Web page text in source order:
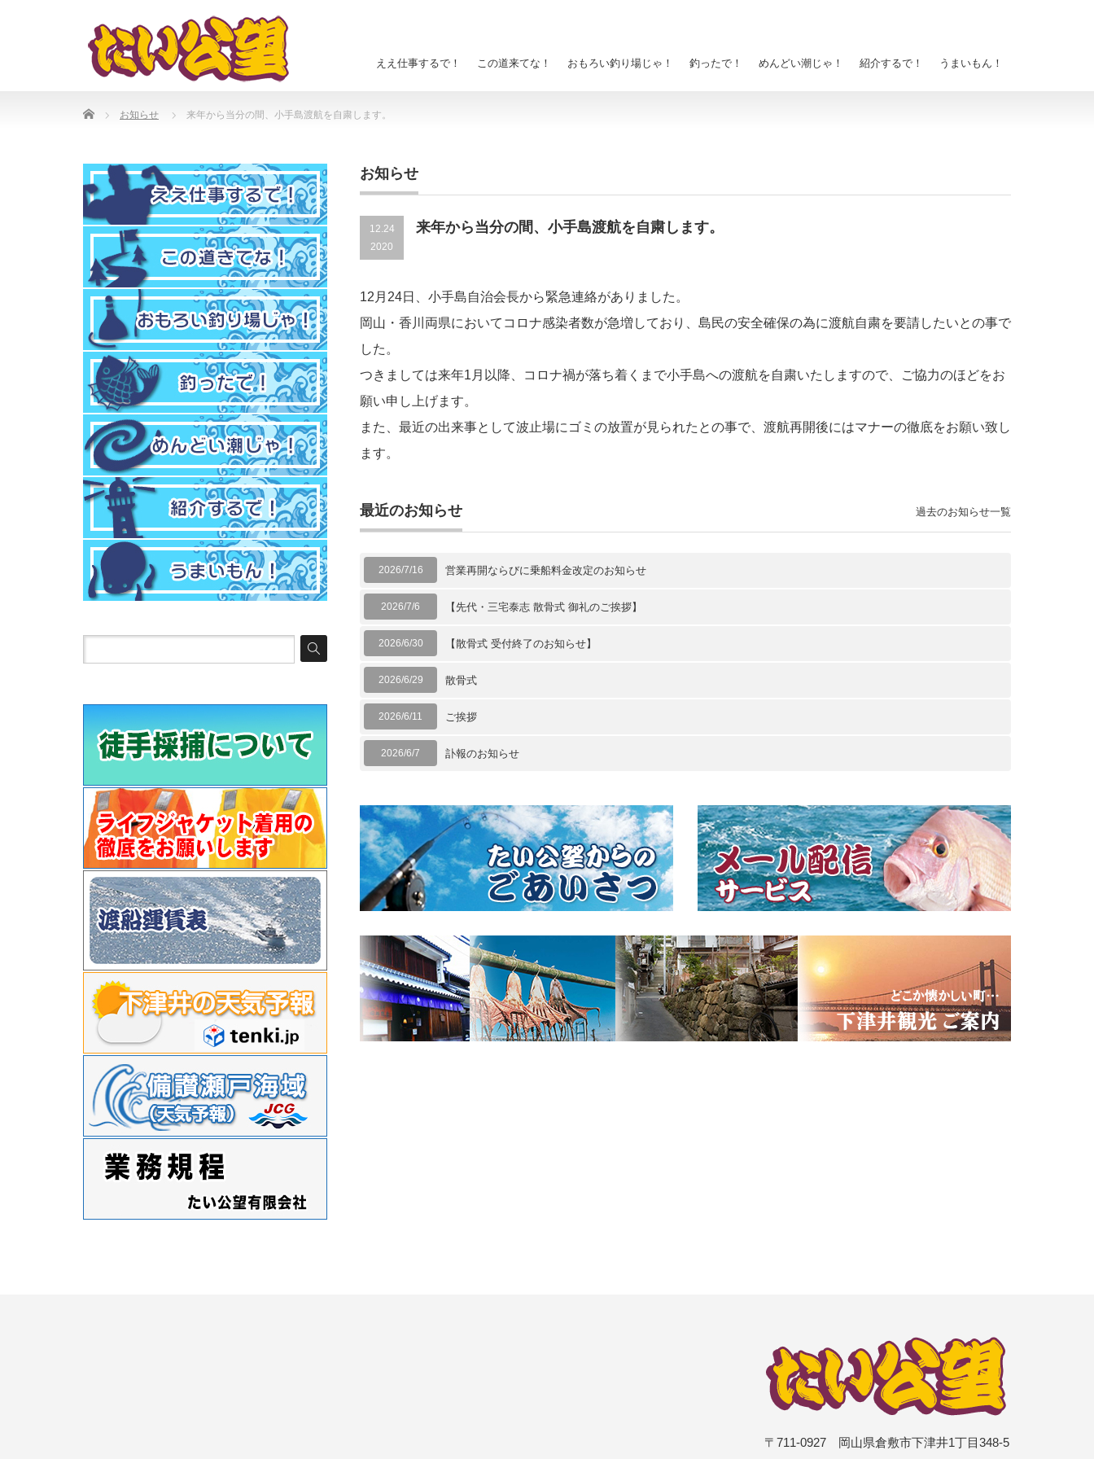
ええ仕事するで！ この道来てな！ おもろい釣り場じゃ！ 釣ったで！ めんどい潮じゃ！ 紹介するで！ うまいもん！
Home お知らせ 来年から当分の間、小手島渡航を自粛します。
お知らせ
12.24
2020
来年から当分の間、小手島渡航を自粛します。
12月24日、小手島自治会長から緊急連絡がありました。
岡山・香川両県においてコロナ感染者数が急増しており、島民の安全確保の為に渡航自粛を要請したいとの事で
した。
つきましては来年1月以降、コロナ禍が落ち着くまで小手島への渡航を自粛いたしますので、ご協力のほどをお
願い申し上げます。
また、最近の出来事として波止場にゴミの放置が見られたとの事で、渡航再開後にはマナーの徹底をお願い致し
ます。
最近のお知らせ
2026/7/16 営業再開ならびに乗船料金改定のお知らせ
2026/7/6 【先代・三宅泰志 散骨式 御礼のご挨拶】
2026/6/30 【散骨式 受付終了のお知らせ】
2026/6/29 散骨式
2026/6/11 ご挨拶
2026/6/7 訃報のお知らせ
過去のお知らせ一覧
〒711-0927 岡山県倉敷市下津井1丁目348-5